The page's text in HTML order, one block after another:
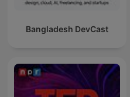
Bangladesh DevCast